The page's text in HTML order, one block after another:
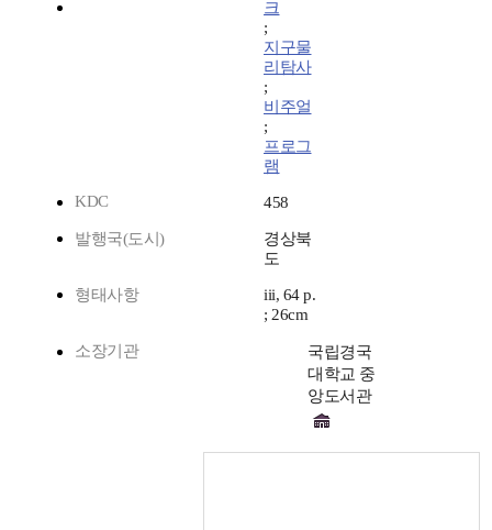
크
;
지구물
리탐사
;
비주얼
;
프로그
램
KDC
458
발행국(도시)
경상북
도
형태사항
iii, 64 p.
; 26cm
소장기관
국립경국
대학교 중
앙도서관